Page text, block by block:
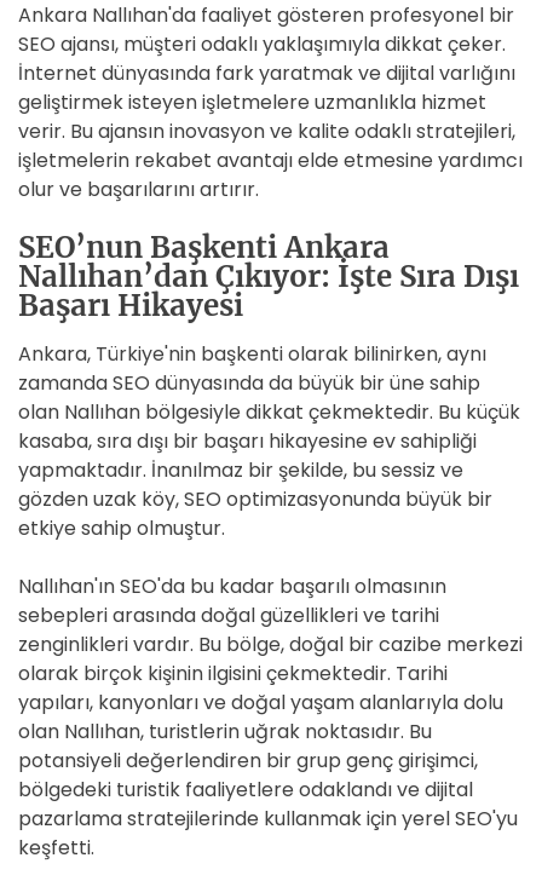
Ankara Nallıhan'da faaliyet gösteren profesyonel bir
SEO ajansı, müşteri odaklı yaklaşımıyla dikkat çeker.
İnternet dünyasında fark yaratmak ve dijital varlığını
geliştirmek isteyen işletmelere uzmanlıkla hizmet
verir. Bu ajansın inovasyon ve kalite odaklı stratejileri,
işletmelerin rekabet avantajı elde etmesine yardımcı
olur ve başarılarını artırır.
SEO’nun Başkenti Ankara
Nallıhan’dan Çıkıyor: İşte Sıra Dışı
Başarı Hikayesi
Ankara, Türkiye'nin başkenti olarak bilinirken, aynı
zamanda SEO dünyasında da büyük bir üne sahip
olan Nallıhan bölgesiyle dikkat çekmektedir. Bu küçük
kasaba, sıra dışı bir başarı hikayesine ev sahipliği
yapmaktadır. İnanılmaz bir şekilde, bu sessiz ve
gözden uzak köy, SEO optimizasyonunda büyük bir
etkiye sahip olmuştur.
Nallıhan'ın SEO'da bu kadar başarılı olmasının
sebepleri arasında doğal güzellikleri ve tarihi
zenginlikleri vardır. Bu bölge, doğal bir cazibe merkezi
olarak birçok kişinin ilgisini çekmektedir. Tarihi
yapıları, kanyonları ve doğal yaşam alanlarıyla dolu
olan Nallıhan, turistlerin uğrak noktasıdır. Bu
potansiyeli değerlendiren bir grup genç girişimci,
bölgedeki turistik faaliyetlere odaklandı ve dijital
pazarlama stratejilerinde kullanmak için yerel SEO'yu
keşfetti.